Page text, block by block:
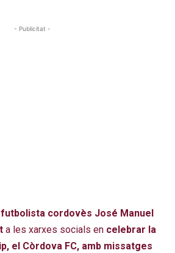
- Publicitat -
cordovès José Manuel
a les xarxes socials en celebrar la
el Còrdova FC, amb missatges